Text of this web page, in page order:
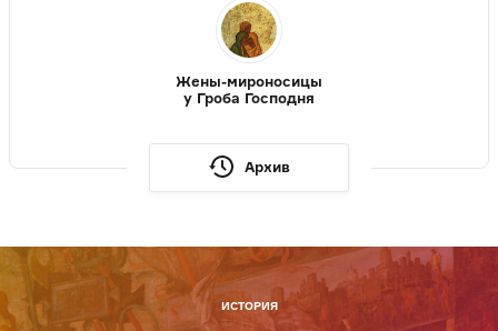
Жены-мироносицы
у Гроба Господня
Архив
ИСТОРИЯ